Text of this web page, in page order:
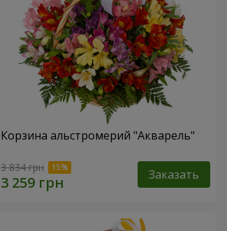
Корзина альстромерий "Акварель"
3 834 грн Заказать